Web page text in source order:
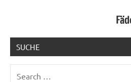
SUCHE